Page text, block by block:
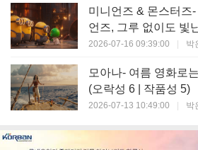
미니언즈 & 몬스터즈
언즈, 그루 없이도 빛난 새
7 | 작품성 6)
2026-07-16 09:39:00 박
모아나- 여름 영화로
(오락성 6 | 작품성 5)
2026-07-13 10:49:00 박